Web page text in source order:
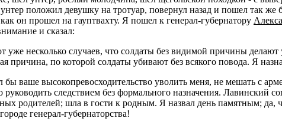
положил девушку на тротуар, повернул назад и пошел так
он прошел на гауптвахту. Я пошел к генерал-губернатору
и сказал:
уже несколько случаев, что солдаты без видимой причины
причина, по которой солдаты убивают без всякого повода. Я
ваше высокопревосходительство уволить меня, не мешать с
руководить следствием без формального назначения.
родителей; шла в гости к родным. Я назвал день памятным;
генерал-губернаторства!